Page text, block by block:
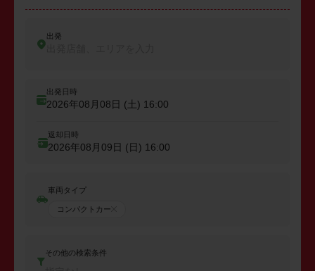
出発
出発日時
2026年08月08日 (土) 16:00
返却日時
2026年08月09日 (日) 16:00
車両タイプ
コンパクトカー
その他の検索条件